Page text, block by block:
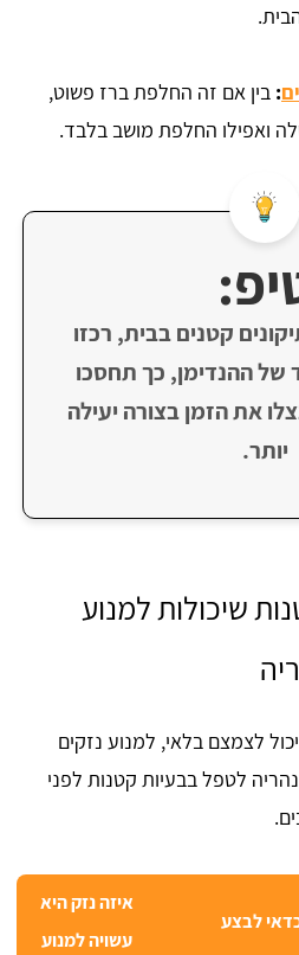
: בין אם זה החלפת ברז פשוט,
ואפילו החלפת מושב בלבד.
קטנים בבית, רכזו
של ההנדימן, כך תחסכו
את הזמן בצורה יעילה
יותר.
שיכולות למנוע
לצמצם בלאי, למנוע נזקים
לטפל בבעיות קטנות לפני
לבצע
איזה נזק היא
עשויה למנוע